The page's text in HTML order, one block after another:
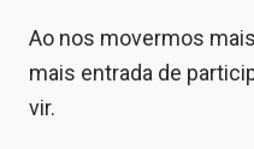
Ao nos movermos
mais entrada de
vir.